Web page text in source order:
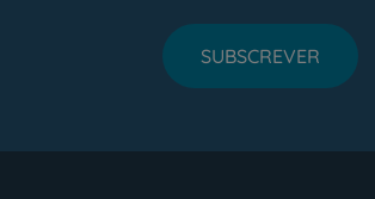
SUBSCREVER